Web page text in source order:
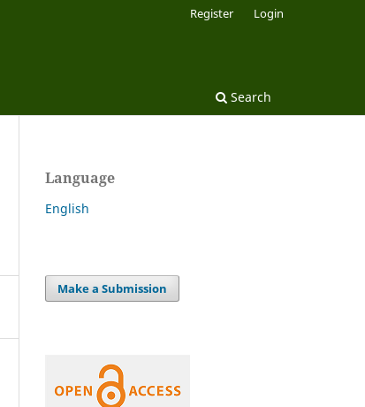
Search
Register Login
Language
English
Make a Submission